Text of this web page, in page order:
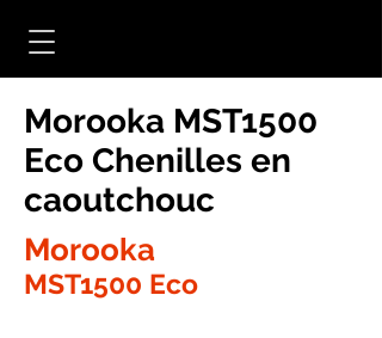
Morooka MST1500
Eco Chenilles en
caoutchouc
Morooka
MST1500 Eco